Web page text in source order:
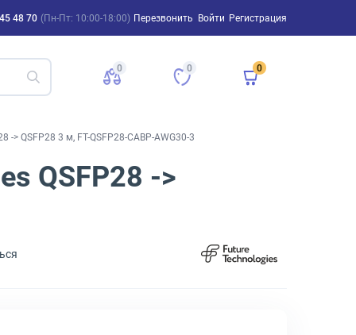
48 70 (Пн-Пт: 10:00-18:00) Перезвонить Войти Регистрация
0 0 0
> QSFP28 3 м, FT-QSFP28-CABP-AWG30-3
QSFP28 ->